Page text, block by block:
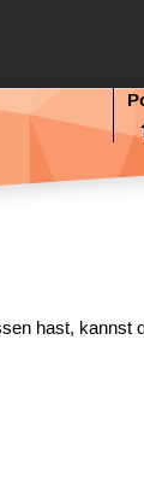
hast, kannst